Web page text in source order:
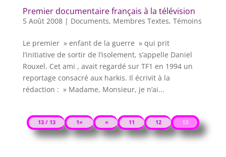
Premier documentaire français à la télévision
5 Août 2008| Documents, Membres Textes, Témoins
Le premier » enfant de la guerre » qui prit
l’initiative de sortir de l’isolement, s’appelle Daniel
Rouxel. Cet ami , avait regardé sur TF1 en 1994 un
reportage consacré aux harkis. Il écrivit à la
rédaction : » Madame, Monsieur, je n’ai...
13 / 13 1« « 11 12 13